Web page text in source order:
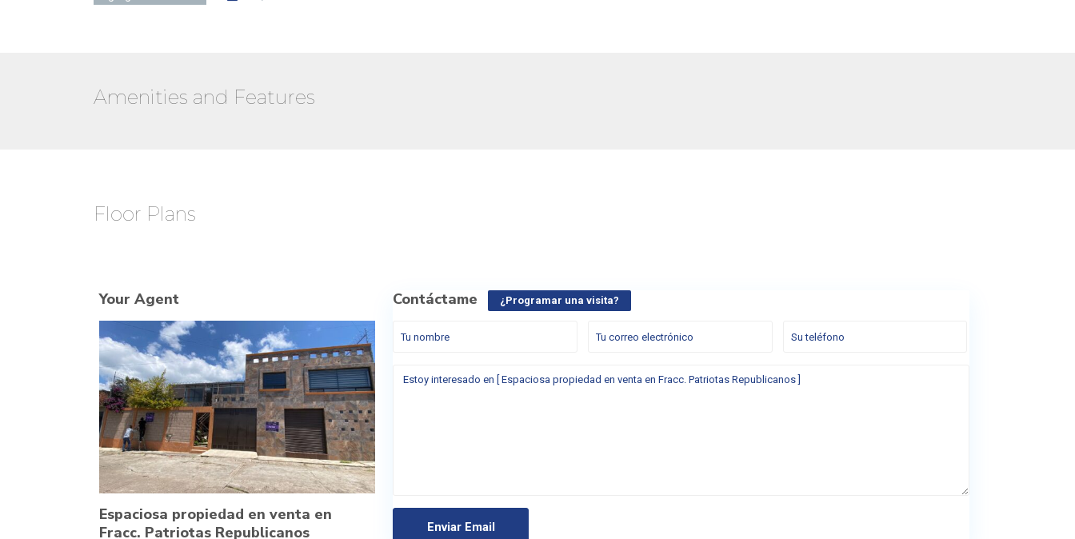
Amenities and Features
Floor Plans
Your Agent
Espaciosa propiedad en venta en
Fracc. Patriotas Republicanos
Contáctame ¿Programar una visita?